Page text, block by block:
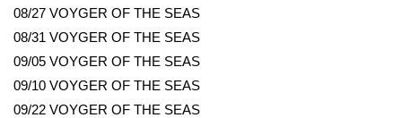
08/27 VOYGER OF THE SEAS
08/31 VOYGER OF THE SEAS
09/05 VOYGER OF THE SEAS
09/10 VOYGER OF THE SEAS
09/22 VOYGER OF THE SEAS